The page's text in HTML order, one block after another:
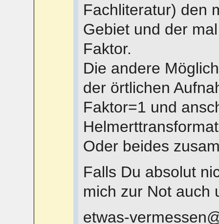
Fachliteratur) den
Gebiet und der
Faktor.
Die andere
der örtlichen
Faktor=1 und
Oder beides
Falls Du absolut
mich zur Not auch
etwas-